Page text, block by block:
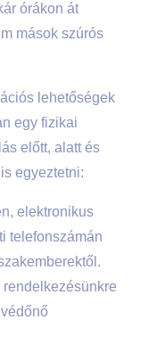
órákon át
mások szúrós
lehetőségek
egy fizikai
előtt, alatt és
egyeztetni:
elektronikus
telefonszámán